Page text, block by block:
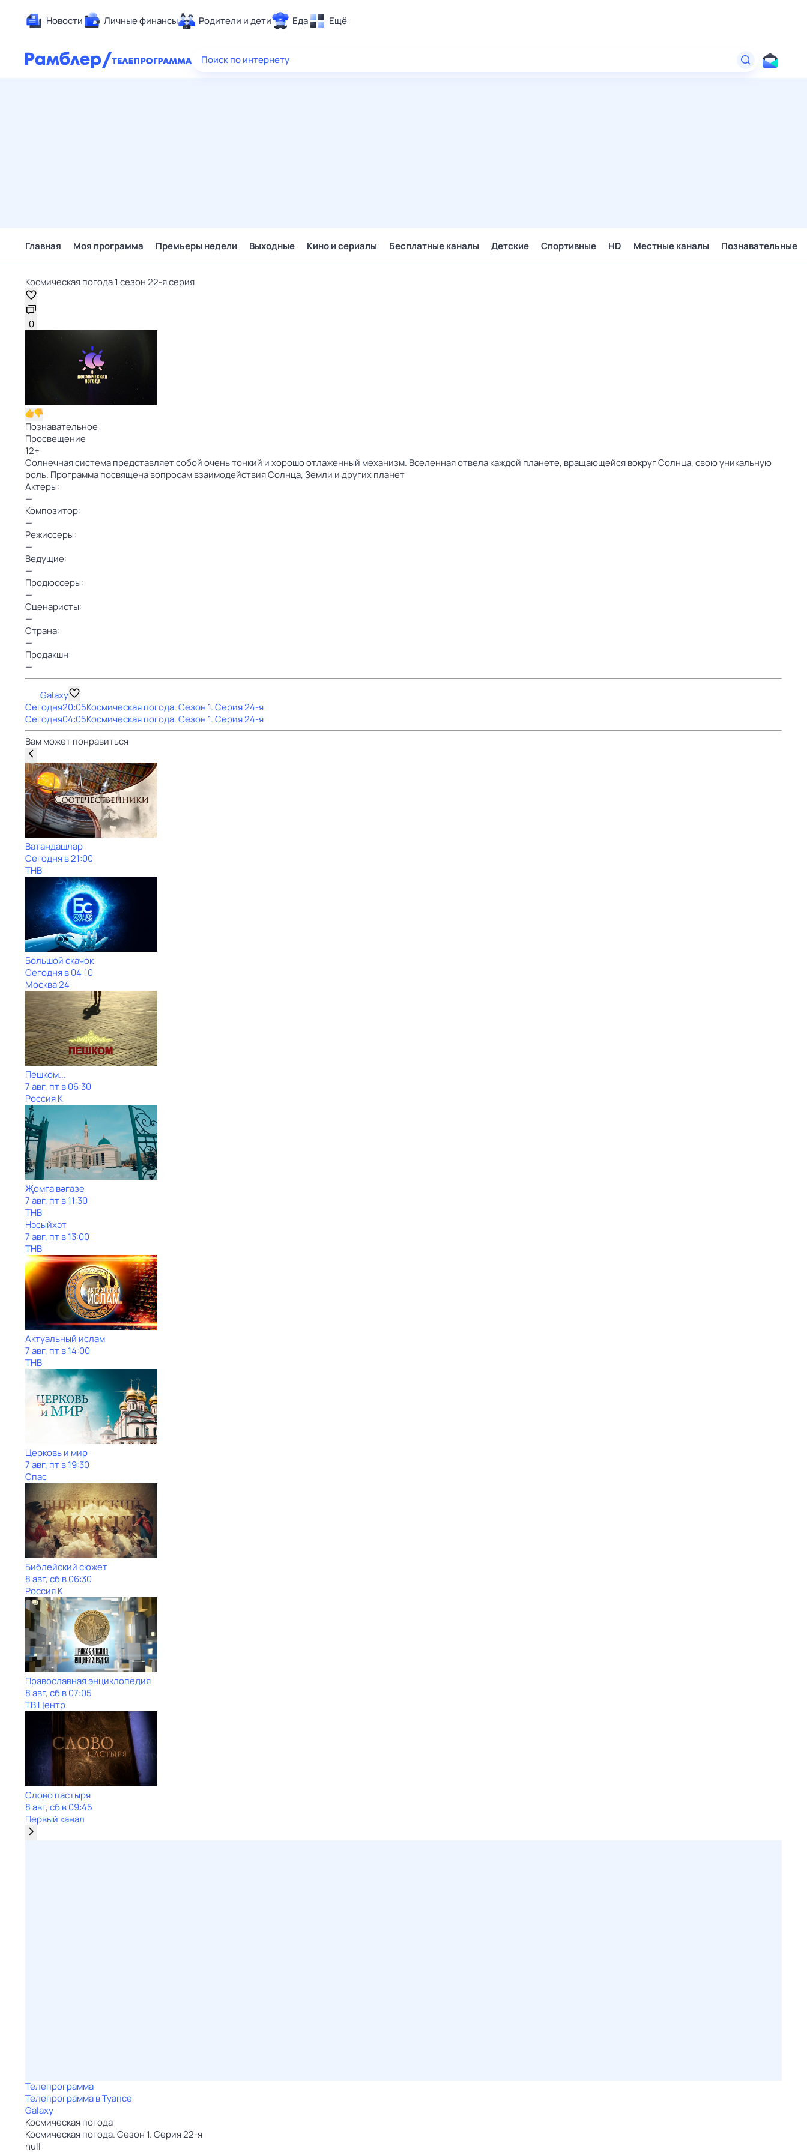
Новости Личные финансы Родители и дети Еда Ещё
Здоровье
Поиск по интернету
Главная Моя программа Премьеры недели Выходные Кино и сериалы Бесплатные каналы Детские Спортивные HD Местные каналы Познавательные
Космическая погода 1 сезон 22-я серия
0
Познавательное
Просвещение
12+
Солнечная система представляет собой очень тонкий и хорошо отлаженный механизм. Вселенная отвела каждой планете, вращающейся вокруг Солнца, свою уникальную
роль. Программа посвящена вопросам взаимодействия Солнца, Земли и других планет
Актеры:
—
Композитор:
—
Режиссеры:
—
Ведущие:
—
Продюссеры:
—
Сценаристы:
—
Страна:
—
Продакшн:
—
Galaxy
Сегодня20:05Космическая погода. Сезон 1. Серия 24-я
Сегодня04:05Космическая погода. Сезон 1. Серия 24-я
Вам может понравиться
Ватандашлар
Сегодня в 21:00
ТНВ
Большой скачок
Сегодня в 04:10
Москва 24
Пешком...
7 авг, пт в 06:30
Россия К
Җомга вәгазе
7 авг, пт в 11:30
ТНВ
Нәсыйхәт
7 авг, пт в 13:00
ТНВ
Актуальный ислам
7 авг, пт в 14:00
ТНВ
Церковь и мир
7 авг, пт в 19:30
Спас
Библейский сюжет
8 авг, сб в 06:30
Россия К
Православная энциклопедия
8 авг, сб в 07:05
ТВ Центр
Слово пастыря
8 авг, сб в 09:45
Первый канал
Телепрограмма
Телепрограмма в Туапсе
Galaxy
Космическая погода
Космическая погода. Сезон 1. Серия 22-я
null